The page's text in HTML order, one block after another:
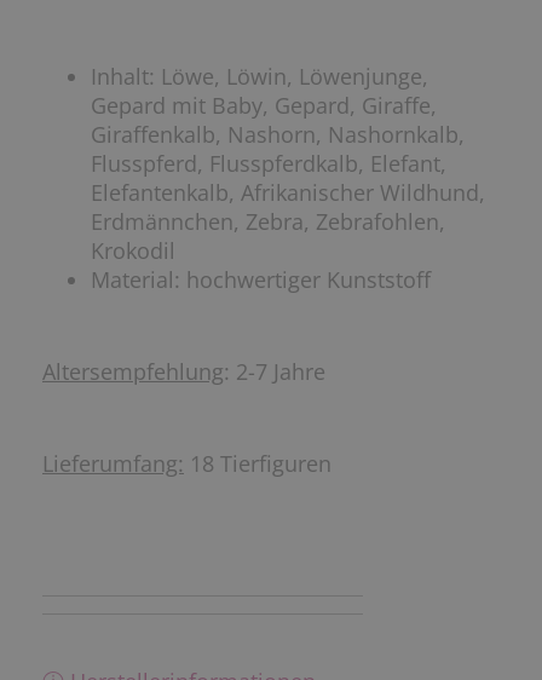
Inhalt: Löwe, Löwin, Löwenjunge,
Gepard mit Baby, Gepard, Giraffe,
Giraffenkalb, Nashorn, Nashornkalb,
Flusspferd, Flusspferdkalb, Elefant,
Elefantenkalb, Afrikanischer Wildhund,
Erdmännchen, Zebra, Zebrafohlen,
Krokodil
Material: hochwertiger Kunststoff
Altersempfehlung: 2-7 Jahre
Lieferumfang: 18 Tierfiguren